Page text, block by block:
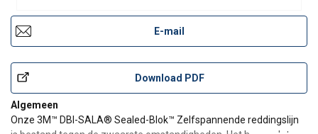
E-mail
Download PDF
Algemeen
Onze 3M™ DBI-SALA® Sealed-Blok™ Zelfspannende reddingslijn